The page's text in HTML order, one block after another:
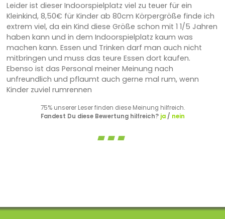
Leider ist dieser Indoorspielplatz viel zu teuer für ein
Kleinkind, 8,50€ für Kinder ab 80cm Körpergröße finde ich
extrem viel, da ein Kind diese Größe schon mit 1 1/5 Jahren
haben kann und in dem Indoorspielplatz kaum was
machen kann. Essen und Trinken darf man auch nicht
mitbringen und muss das teure Essen dort kaufen.
Ebenso ist das Personal meiner Meinung nach
unfreundlich und pflaumt auch gerne mal rum, wenn
Kinder zuviel rumrennen
75% unserer Leser finden diese Meinung hilfreich.
Fandest Du diese Bewertung hilfreich? ja/ nein